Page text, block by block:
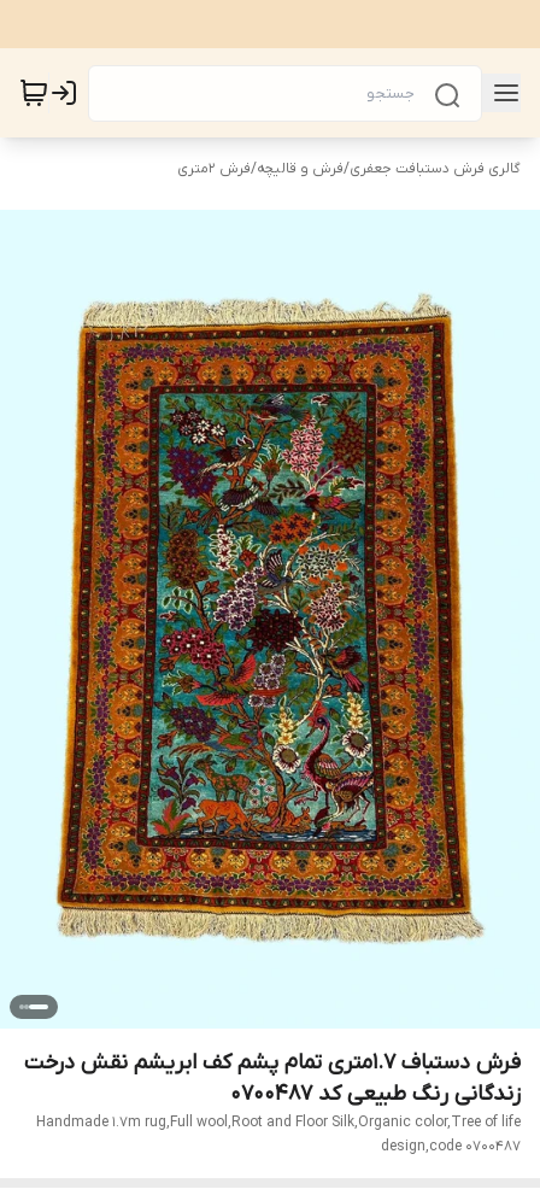
گالری فرش دستبافت جعفری/فرش و قالیچه/فرش 2متری
فرش دستباف 1.7متری تمام پشم کف ابریشم نقش درخت
زندگانی رنگ طبیعی کد 0700487
Handmade 1.7m rug,Full wool,Root and Floor Silk,Organic color,Tree of life
design,code 0700487